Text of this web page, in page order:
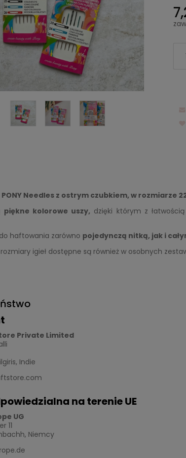
Needles z ostrym czubkiem, w rozmiarze
piękne kolorowe uszy, dzięki którym z
haftowania zarówno pojedynczą nitką, jak i
igieł dostępne są również w osobnych
Private Limited
Indie
na terenie UE
UG
11
Niemcy